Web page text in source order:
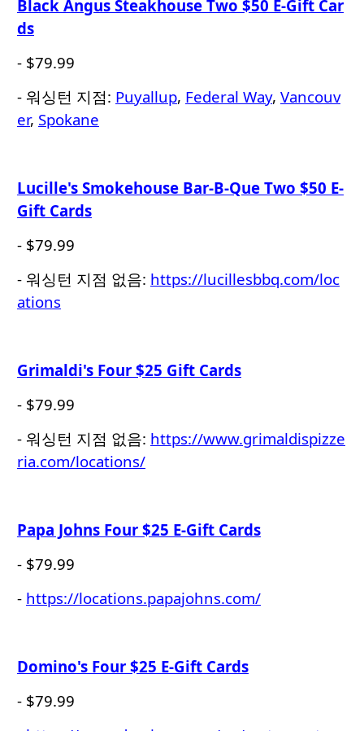
Black Angus Steakhouse Two $50 E-Gift Car
ds
- $79.99
- 워싱턴 지점: Puyallup, Federal Way, Vancouv
er, Spokane
Lucille's Smokehouse Bar-B-Que Two $50 E-
Gift Cards
- $79.99
- 워싱턴 지점 없음: https://lucillesbbq.com/loc
ations
Grimaldi's Four $25 Gift Cards
- $79.99
- 워싱턴 지점 없음: https://www.grimaldispizze
ria.com/locations/
Papa Johns Four $25 E-Gift Cards
- $79.99
- https://locations.papajohns.com/
Domino's Four $25 E-Gift Cards
- $79.99